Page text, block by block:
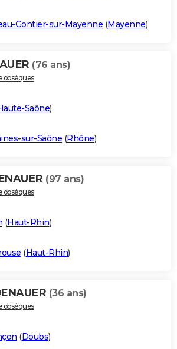
Gontier-sur-Mayenne (Mayenne)
(76 ans)
obsèques
Saône)
sur-Saône (Rhône)
(97 ans)
obsèques
(Haut-Rhin)
(Haut-Rhin)
(36 ans)
obsèques
(Doubs)